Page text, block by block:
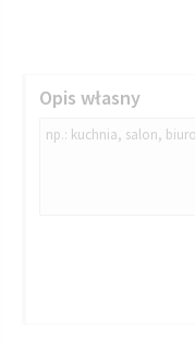
Opis własny